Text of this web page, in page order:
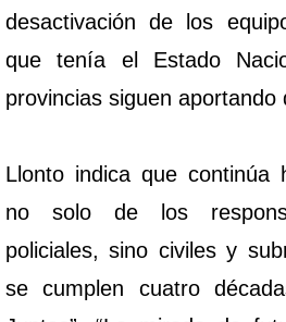
desactivación de los
que tenía el Estado
provincias siguen aportando
Llonto indica que continúa
no solo de los
policiales, sino civiles y
se cumplen cuatro